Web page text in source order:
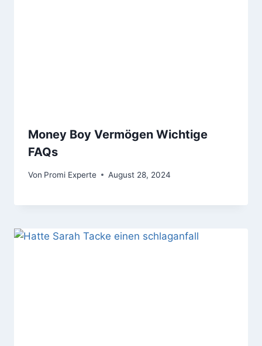
Money Boy Vermögen Wichtige
FAQs
Von Promi Experte August 28, 2024